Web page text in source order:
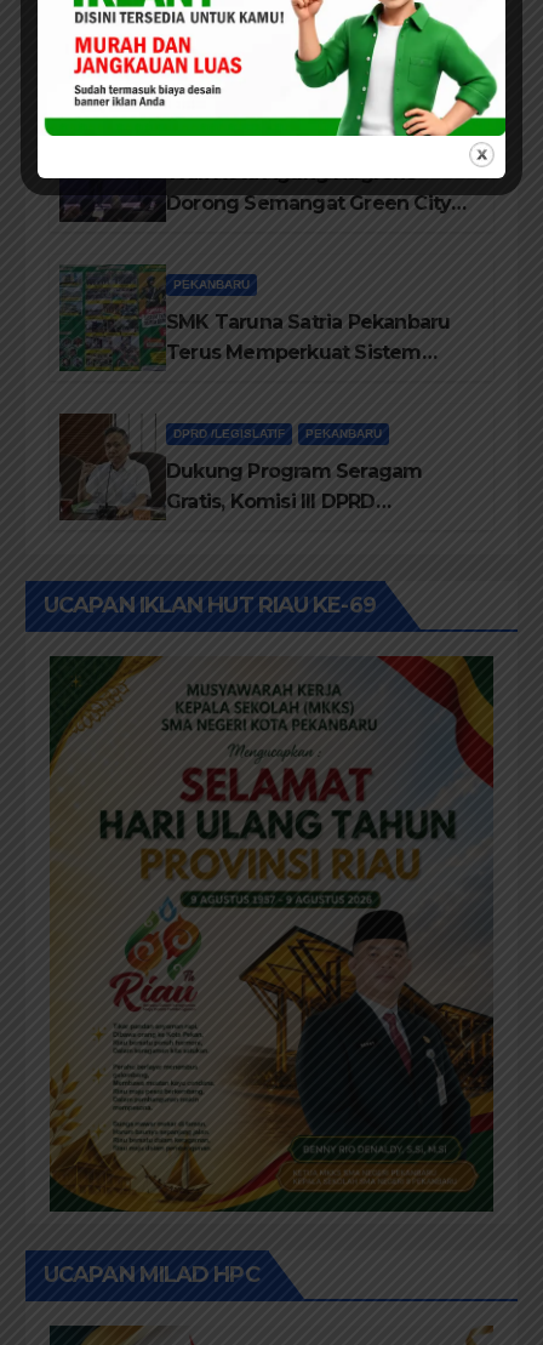
Jajaran Pengurus LAMR Kota
Pekanbaru Ucapkan Tahniah
Hari Jadi Provinsi Riau Ke-69
Tahun
PEKANBARU
Dorong Semangat Green City
PEKANBARU
SMK Taruna Satria Pekanbaru
Terus Memperkuat Sistem
DPRD /LEGISLATIF PEKANBARU
Dukung Program Seragam
Gratis, Komisi III DPRD
Diprioritaskan
UCAPAN IKLAN HUT RIAU KE-69
UCAPAN MILAD HPC